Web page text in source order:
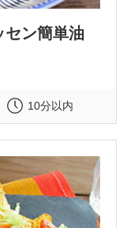
セン簡単油
10分以内